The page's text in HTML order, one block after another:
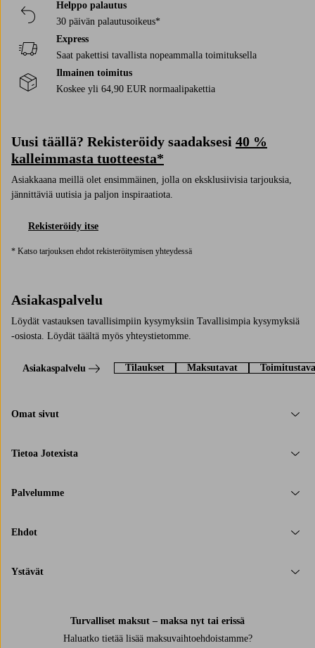
Helppo palautus
30 päivän palautusoikeus*
Express
Saat pakettisi tavallista nopeammalla toimituksella
Ilmainen toimitus
Koskee yli 64,90 EUR normaalipakettia
Uusi täällä? Rekisteröidy saadaksesi 40 %
kalleimmasta tuotteesta*
Asiakkaana meillä olet ensimmäinen, jolla on eksklusiivisia tarjouksia,
jännittäviä uutisia ja paljon inspiraatiota.
Rekisteröidy itse
* Katso tarjouksen ehdot rekisteröitymisen yhteydessä
Asiakaspalvelu
Löydät vastauksen tavallisimpiin kysymyksiin Tavallisimpia kysymyksiä
-osiosta. Löydät täältä myös yhteystietomme.
Asiakaspalvelu Tilaukset Maksutavat
Omat sivut
Tietoa Jotexista
Palvelumme
Ehdot
Ystävät
Turvalliset maksut – maksa nyt tai erissä
Haluatko tietää lisää maksuvaihtoehdoistamme?